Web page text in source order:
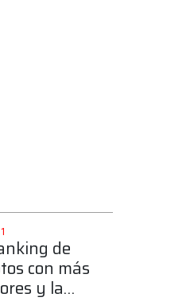
de
con más
y la